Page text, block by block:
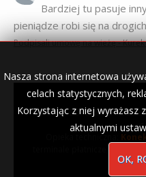
Bardziej tu pasuje
pieniądze robi się na
Podpisali umowę na wieżę -
Nasza strona internetowa
celach statystycznych,
Korzystając z niej wyrażasz
aktualnymi
OK,
© 2007–2018 Kurek
Opieka techniczna: